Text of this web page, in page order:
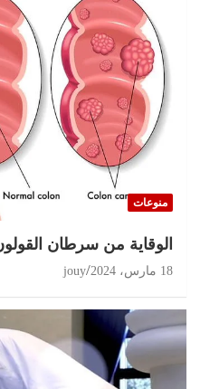
منوعات
الوقاية من سرطان
18 مارس، 2024 jouy